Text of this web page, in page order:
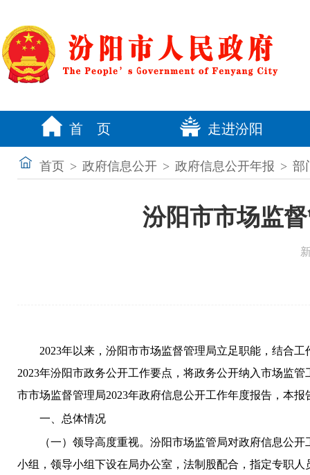
首 页 走进汾阳
首页 > 政府信息公开 > 政府信息公开年报 > 部
汾阳市市场监
2023年以来，汾阳市市场监督管理局立足职能，结合
2023年汾阳市政务公开工作要点，将政务公开纳入市场监管
市市场监督管理局2023年政府信息公开工作年度报告，本报
一、 总体情况
（一）领导高度重视。 汾阳市场监管局对政府信息公开
小组，领导小组下设在局办公室， 法制股配合， 指定专职人